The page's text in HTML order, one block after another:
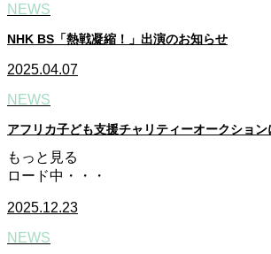
NEWS
NHK BS「熱戦凝縮！」出演のお知らせ
2025.04.07
NEWS
アフリカ子ども支援チャリティーオークション
もっと見る
ロード中・・・
2025.12.23
NEWS